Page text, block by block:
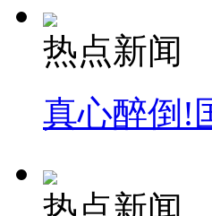
热点新闻
真心醉倒!
热点新闻